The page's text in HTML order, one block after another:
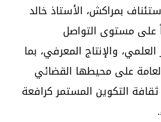
بمراكش، الأستاذ خالد
على مستوى التواصل
والإنتاج المعرفي، بما
على محيطها القضائي
التكوين المستمر كرافعة